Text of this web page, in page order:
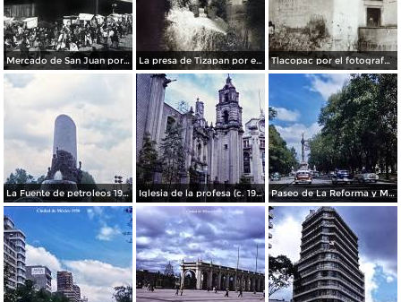
Mercado de San Juan por el fotografo Felix Miret La presa de Tizapan por el fotografo Fernando Kososky. ( Circulada el 22 de Diembre de 1910 ). Tlacopac por el fotografo Hugo Brehme.
La Fuente de petroleos 1950. Iglesia de la profesa (c. 1950) Paseo de La Reforma y Mto a La Independencia 1950